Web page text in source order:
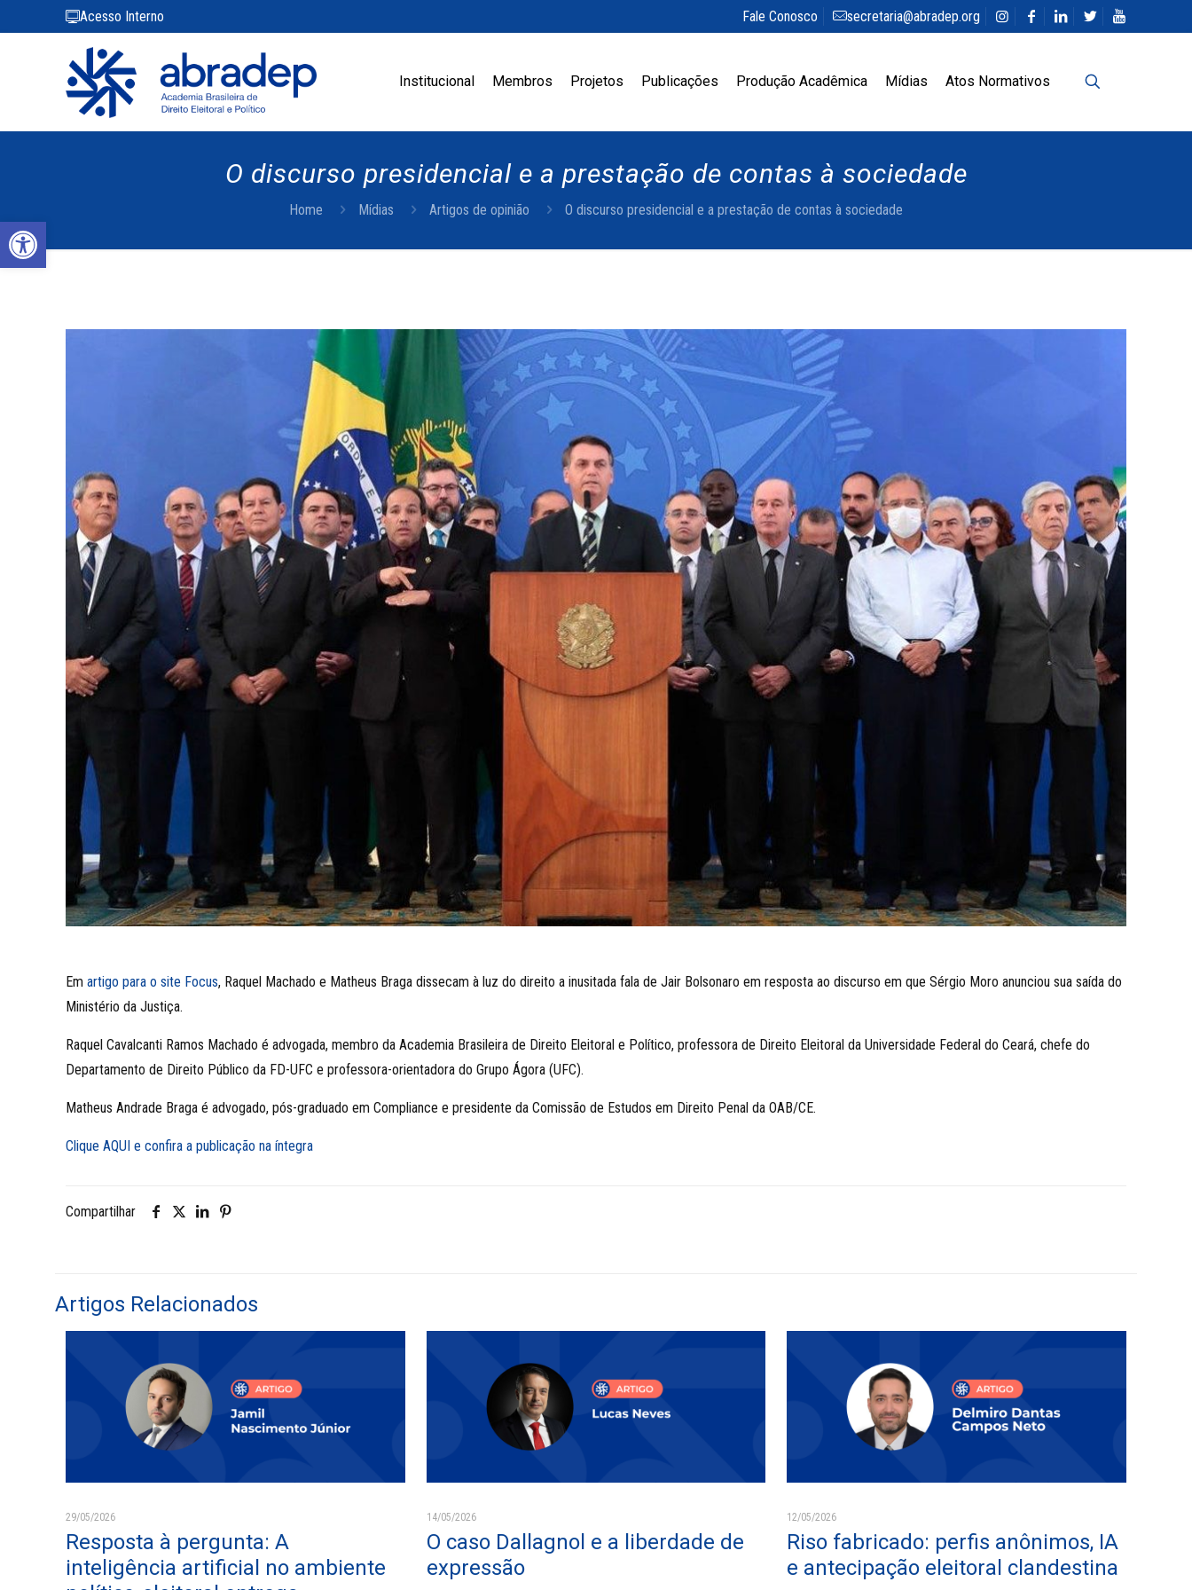
Abrir a barra de ferramentas
Acesso Interno Fale Conosco secretaria@abradep.org
Institucional Membros Projetos Publicações Produção Acadêmica Mídias Atos Normativos
O discurso presidencial e a prestação de contas à sociedade
Home Mídias Artigos de opinião O discurso presidencial e a prestação de contas à sociedade
Emartigo para o site Focus, Raquel Machado e Matheus Braga dissecam à luz do direito a inusitada fala de Jair Bolsonaro em resposta ao discurso em que Sérgio Moro anunciou sua saída do
Ministério da Justiça.
Raquel Cavalcanti Ramos Machado é advogada, membro da Academia Brasileira de Direito Eleitoral e Político, professora de Direito Eleitoral da Universidade Federal do Ceará, chefe do
Departamento de Direito Público da FD-UFC e professora-orientadora do Grupo Ágora (UFC).
Matheus Andrade Braga é advogado, pós-graduado em Compliance e presidente da Comissão de Estudos em Direito Penal da OAB/CE.
Clique AQUI e confira a publicação na íntegra
Compartilhar
Artigos Relacionados
29/05/2026
Resposta à pergunta: A
inteligência artificial no ambiente
14/05/2026
O caso Dallagnol e a liberdade de
expressão
12/05/2026
Riso fabricado: perfis anônimos, IA
e antecipação eleitoral clandestina